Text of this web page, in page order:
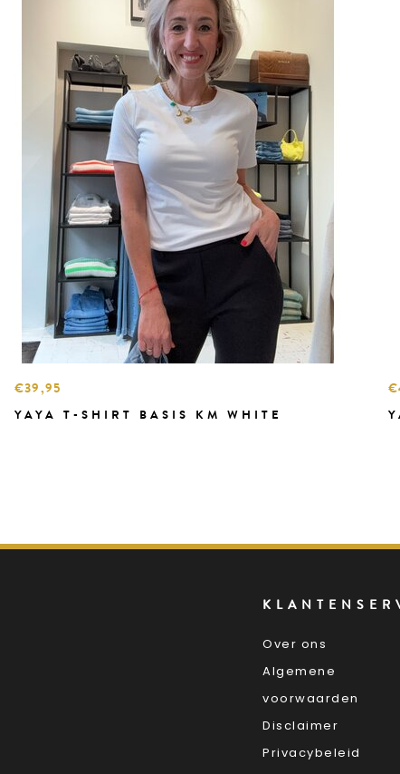
€39,95
YAYA T-SHIRT BASIS KM WHITE
Over ons
Algemene
voorwaarden
Disclaimer
Privacybeleid